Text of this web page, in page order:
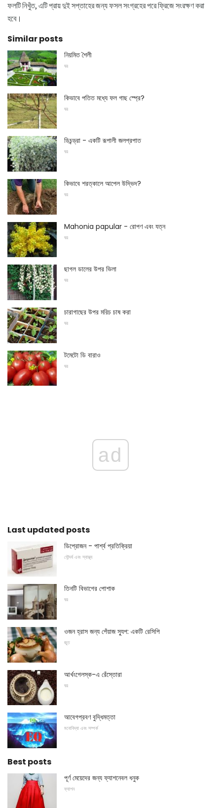
ফলটি নিখুঁত, এটি প্রায় দুই সপ্তাহের জন্য ফসল সংগ্রহের পরে ফ্রিজে সংরক্ষণ করা
হবে।
Similar posts
নিয়মিত শৈলী
ঘর
কিভাবে পতিত মধ্যে ফল গাছ স্প্রে?
ঘর
ডিচন্ড্রা - একটি রূপালী জলপ্রপাত
ঘর
কিভাবে শরত্কালে আপেল উদ্ভিদ?
ঘর
Mahonia papular - রোপণ এবং যত্ন
ঘর
ছাগল ডালের উপর ভিলা
ঘর
চারাগাছের উপর মরিচ চাষ করা
ঘর
টমেটো ডি বারাও
ঘর
ad
Last updated posts
ডিপ্রোজন - পার্শ্ব প্রতিক্রিয়া
সৌন্দর্য এবং স্বাস্থ্য
তিনটি বিভাগের পোশাক
ঘর
ওজন হ্রাস জন্য পেঁয়াজ স্যুপ: একটি রেসিপি
জুত
আর্খংগেলস্ক-এ রেঁস্তোরা
ঘর
আবেগপ্রবণ বুদ্ধিমত্তা
মনোবিদ্যা এবং সম্পর্ক
Best posts
পূর্ণ মেয়েদের জন্য ফ্যাশনেবল ধনুক
ফ্যাশন